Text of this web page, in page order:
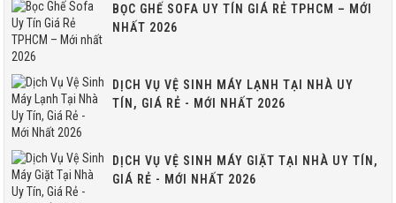
BỌC GHẾ SOFA UY TÍN GIÁ RẺ TPHCM – MỚI
NHẤT 2026
DỊCH VỤ VỆ SINH MÁY LẠNH TẠI NHÀ UY
TÍN, GIÁ RẺ - MỚI NHẤT 2026
DỊCH VỤ VỆ SINH MÁY GIẶT TẠI NHÀ UY TÍN,
GIÁ RẺ - MỚI NHẤT 2026